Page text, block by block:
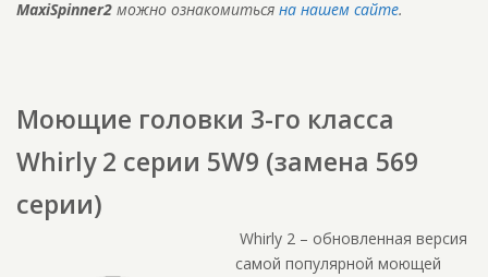
MaxiSpinner2можно ознакомиться на нашем сайте.
Моющие головки 3-го класса
Whirly 2 серии 5W9 (замена 569
серии)
Whirly 2 – обновленная версия
самой популярной моющей